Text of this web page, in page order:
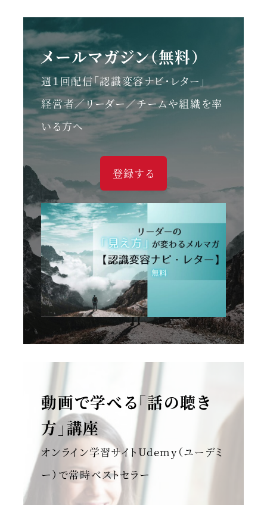
メールマガジン（無料）
週１回配信「認識変容ナビ・レター」
経営者／リーダー／チームや組織を率
いる方へ
登録する
動画で学べる「話の聴き
方」講座
オンライン学習サイトUdemy（ユーデミ
ー）で常時ベストセラー